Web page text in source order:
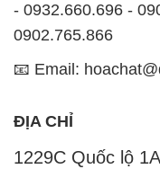
- 0932.660.696 -
0902.765.866
📧 Email:
ĐỊA CHỈ
1229C Quốc lộ